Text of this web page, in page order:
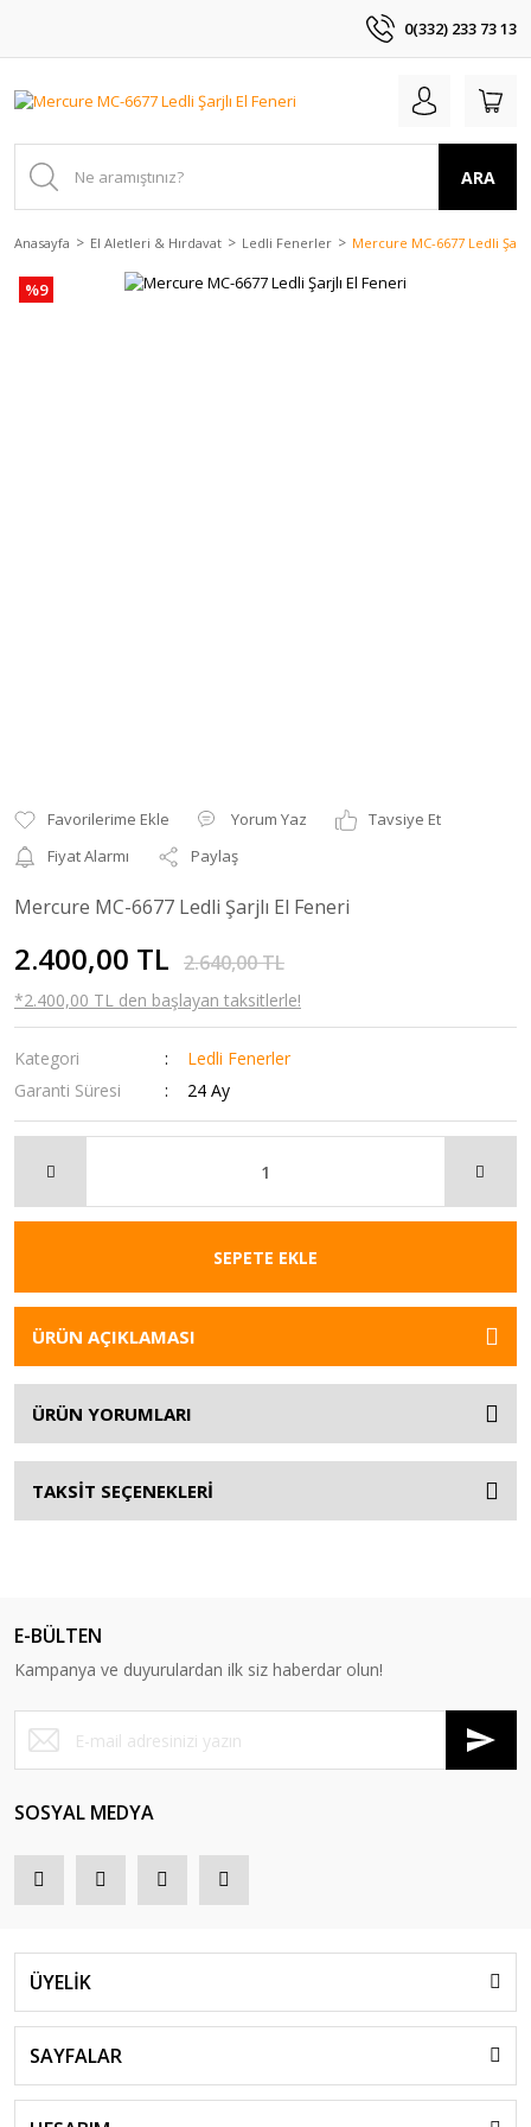
0(332) 233 73 13
ARA
Anasayfa El Aletleri & Hırdavat Ledli Fenerler Mercure MC-6677 Ledli
%9
Yorum Yaz
Tavsiye Et
Fiyat Alarmı
Paylaş
Mercure MC-6677 Ledli Şarjlı El Feneri
2.400,00 TL 2.640,00 TL
*2.400,00 TL den başlayan taksitlerle!
Kategori
Ledli Fenerler
Garanti Süresi
24 Ay
SEPETE EKLE
ÜRÜN AÇIKLAMASI
ÜRÜN YORUMLARI
TAKSİT SEÇENEKLERİ
E-BÜLTEN
Kampanya ve duyurulardan ilk siz haberdar olun!
SOSYAL MEDYA
ÜYELİK
SAYFALAR